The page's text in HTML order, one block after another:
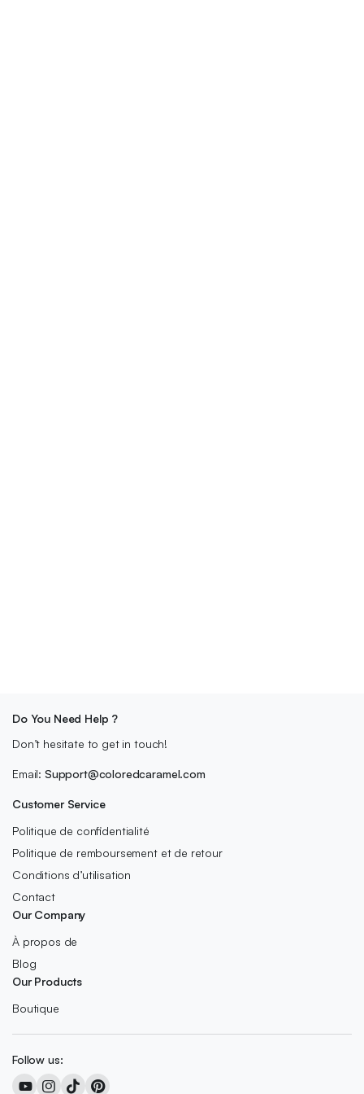
Do You Need Help ?
Don’t hesitate to get in touch!
Email: Support@coloredcaramel.com
Customer Service
Politique de confidentialité
Politique de remboursement et de retour
Conditions d’utilisation
Contact
Our Company
À propos de
Blog
Our Products
Boutique
Follow us: